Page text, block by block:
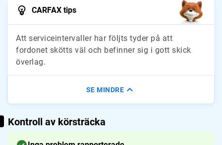
CARFAX tips
Att serviceintervaller har följts tyder på att
fordonet skötts väl och befinner sig i gott skick
överlag.
SE MINDRE
Kontroll av körsträcka